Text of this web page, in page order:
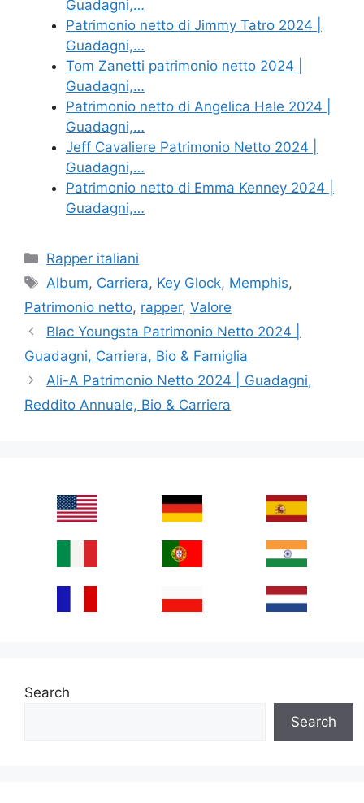
Guadagni,…
Patrimonio netto di Jimmy Tatro 2024 |
Guadagni,…
Tom Zanetti patrimonio netto 2024 |
Guadagni,…
Patrimonio netto di Angelica Hale 2024 |
Guadagni,…
Jeff Cavaliere Patrimonio Netto 2024 |
Guadagni,…
Patrimonio netto di Emma Kenney 2024 |
Guadagni,…
Categories
Rapper italiani
Tags
Album, Carriera, Key Glock, Memphis,
Patrimonio netto, rapper, Valore
Blac Youngsta Patrimonio Netto 2024 |
Guadagni, Carriera, Bio & Famiglia
Ali-A Patrimonio Netto 2024 | Guadagni,
Reddito Annuale, Bio & Carriera
Search
Search